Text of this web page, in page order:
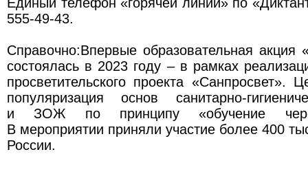
555-49-43.
Справочно:Впервые образовательная акция
состоялась в 2023 году – в рамках
просветительского проекта «Санпросвет».
популяризация основ санитарно-
и ЗОЖ по принципу «обучение
В мероприятии приняли участие более 400
России.